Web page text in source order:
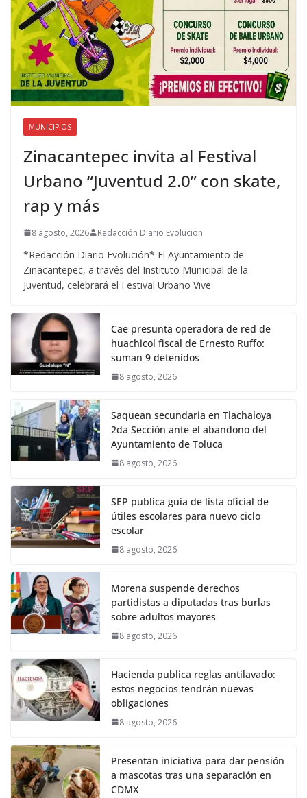
MUNICIPIOS
Zinacantepec invita al Festival
Urbano “Juventud 2.0” con skate,
rap y más
8 agosto, 2026 Redacción Diario Evolucion
*Redacción Diario Evolución* El Ayuntamiento de
Zinacantepec, a través del Instituto Municipal de la
Juventud, celebrará el Festival Urbano Vive
Cae presunta operadora de red de
huachicol fiscal de Ernesto Ruffo:
suman 9 detenidos
8 agosto, 2026
Saquean secundaria en Tlachaloya
2da Sección ante el abandono del
Ayuntamiento de Toluca
8 agosto, 2026
SEP publica guía de lista oficial de
útiles escolares para nuevo ciclo
escolar
8 agosto, 2026
Morena suspende derechos
partidistas a diputadas tras burlas
sobre adultos mayores
8 agosto, 2026
Hacienda publica reglas antilavado:
estos negocios tendrán nuevas
obligaciones
8 agosto, 2026
Presentan iniciativa para dar pensión
a mascotas tras una separación en
CDMX